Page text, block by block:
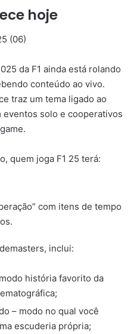
hoje
da F1 ainda está rolando
conteúdo ao vivo.
traz um tema ligado ao
eventos solo e cooperativos
quem joga F1 25 terá:
com itens de tempo
inclui:
história favorito da
– modo no qual você
escuderia própria;